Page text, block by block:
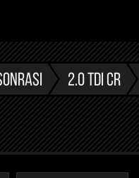
2.0 TDI CR